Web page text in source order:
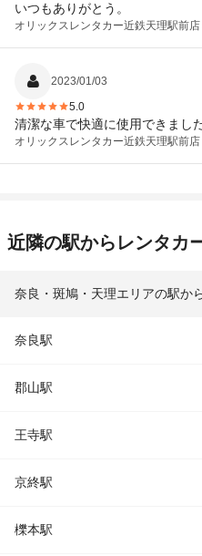
いつもありがとう。
オリックスレンタカー近鉄天理駅前店
2023/01/03
5.0
清潔な車で快適に使用できました
オリックスレンタカー近鉄天理駅前店
近隣の駅からレンタカ
奈良・斑鳩・天理エリアの駅か
奈良駅
郡山駅
王寺駅
京終駅
櫟本駅